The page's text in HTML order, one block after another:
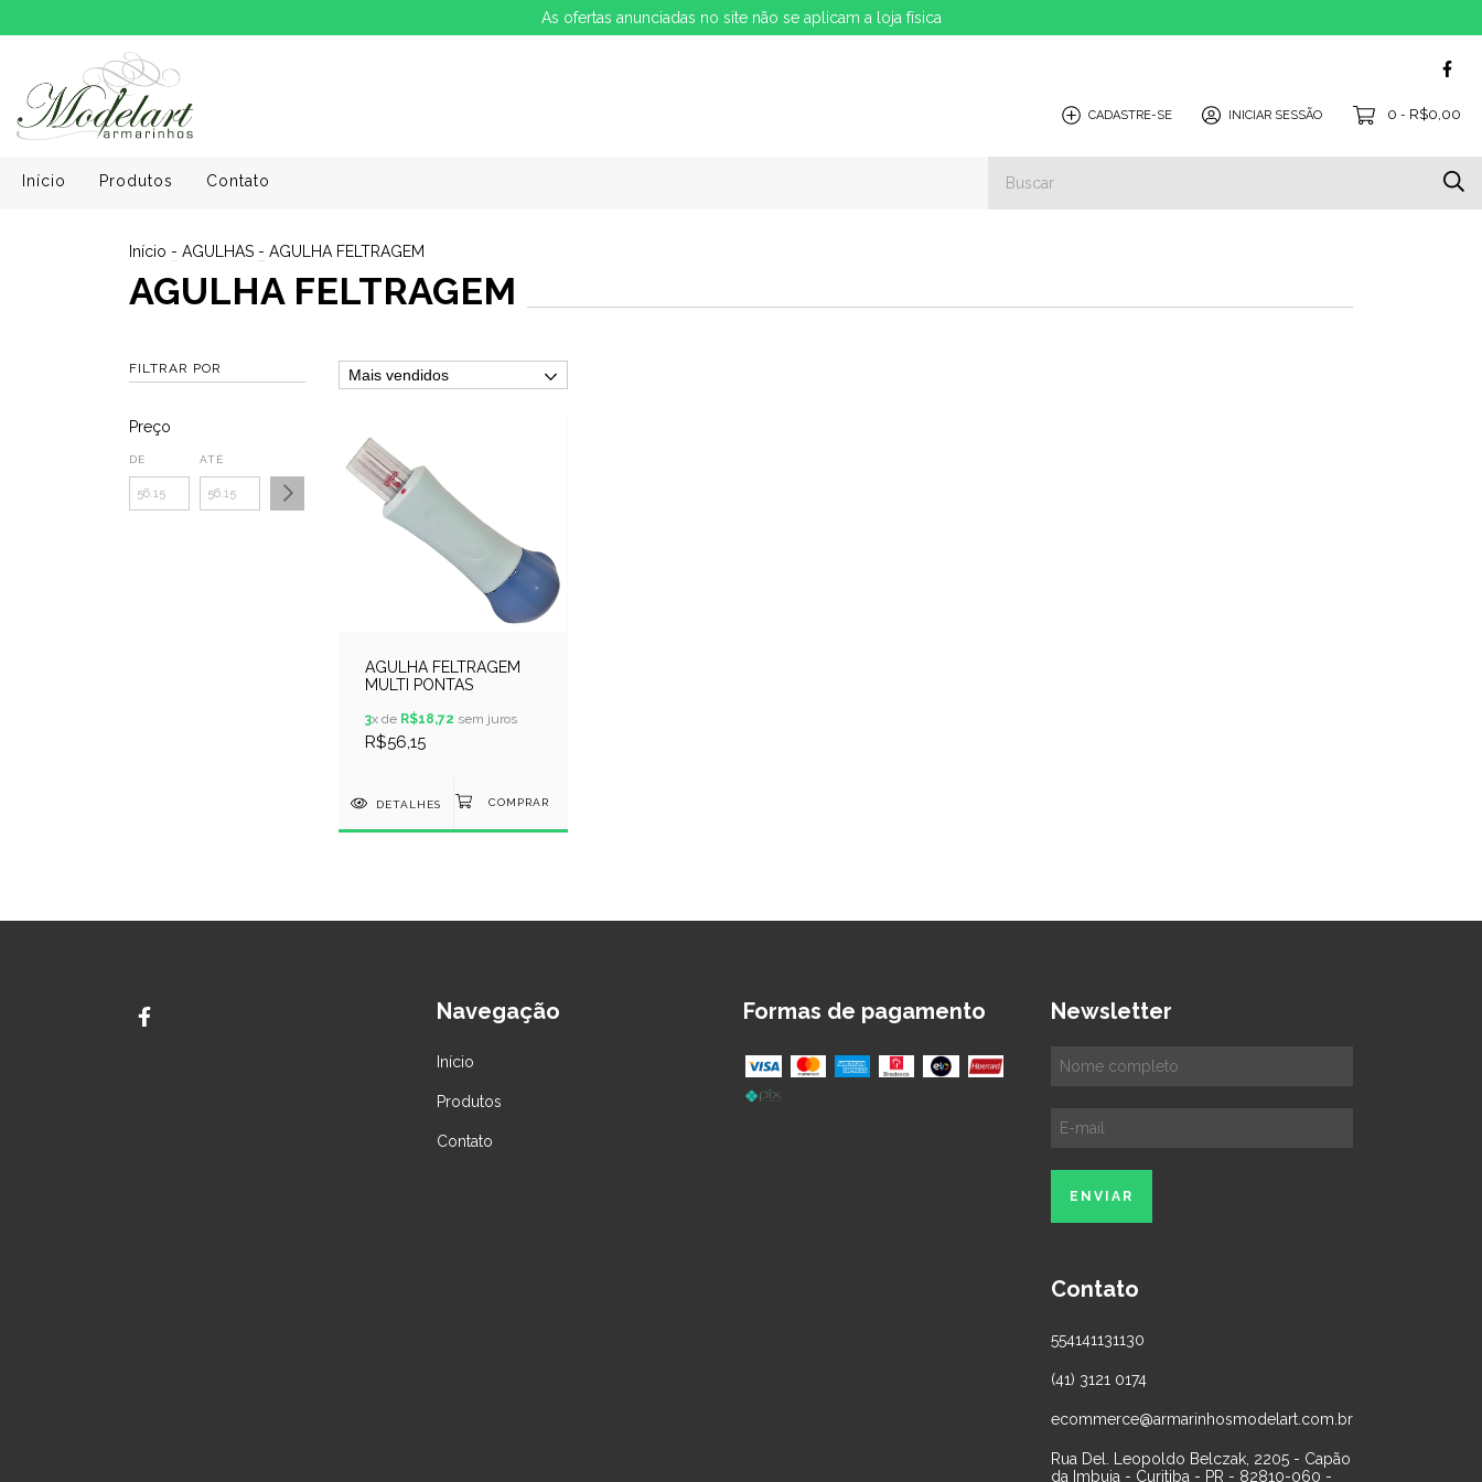
As ofertas anunciadas no site não se aplicam a loja física
CADASTRE-SE INICIAR SESSÃO 0 - R$0,00
Início Produtos Contato
Início - AGULHAS - AGULHA FELTRAGEM
AGULHA FELTRAGEM
FILTRAR POR
Preço
DE ATÉ
AGULHA FELTRAGEM
MULTI PONTAS
3x de R$18,72 sem juros
R$56,15
DETALHES
Navegação
Início
Produtos
Contato
Formas de pagamento Newsletter
Contato
554141131130
(41) 3121 0174
ecommerce@armarinhosmodelart.com.br
Rua Del. Leopoldo Belczak, 2205 - Capão
da Imbuia - Curitiba - PR - 82810-060 -